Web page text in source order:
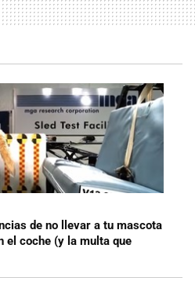
de no llevar a tu mascota
el coche (y la multa que